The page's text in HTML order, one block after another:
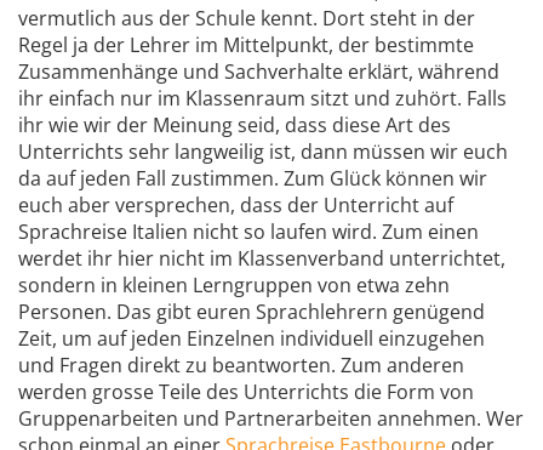
vermutlich aus der Schule kennt. Dort steht in der
Regel ja der Lehrer im Mittelpunkt, der bestimmte
Zusammenhänge und Sachverhalte erklärt, während
ihr einfach nur im Klassenraum sitzt und zuhört. Falls
ihr wie wir der Meinung seid, dass diese Art des
Unterrichts sehr langweilig ist, dann müssen wir euch
da auf jeden Fall zustimmen. Zum Glück können wir
euch aber versprechen, dass der Unterricht auf
Sprachreise Italien nicht so laufen wird. Zum einen
werdet ihr hier nicht im Klassenverband unterrichtet,
sondern in kleinen Lerngruppen von etwa zehn
Personen. Das gibt euren Sprachlehrern genügend
Zeit, um auf jeden Einzelnen individuell einzugehen
und Fragen direkt zu beantworten. Zum anderen
werden grosse Teile des Unterrichts die Form von
Gruppenarbeiten und Partnerarbeiten annehmen. Wer